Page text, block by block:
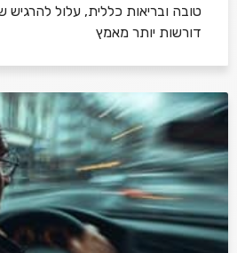
טובה ובריאות כללית, עלול להרגיש
דורשות יותר מאמץ